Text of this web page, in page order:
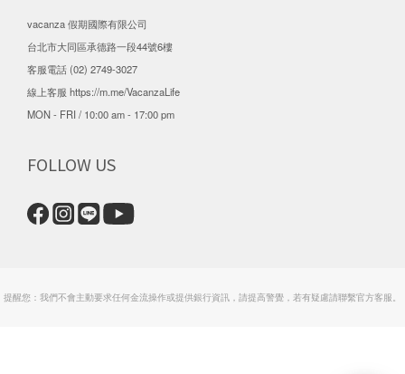
vacanza 假期國際有限公司
台北市大同區承德路一段44號6樓
客服電話 (02) 2749-3027
線上客服 https://m.me/VacanzaLife
MON - FRI / 10:00 am - 17:00 pm
FOLLOW US
提醒您：我們不會主動要求任何金流操作或提供銀行資訊，請提高警覺，若有疑慮請聯繫官方客服。